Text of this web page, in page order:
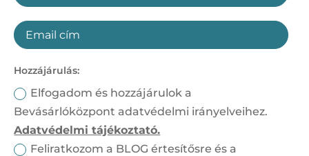
Hozzájárulás:
Elfogadom és hozzájárulok a
Bevásárlóközpont adatvédelmi irányelveihez.
Adatvédelmi tájékoztató.
Feliratkozom a BLOG értesítősre és a